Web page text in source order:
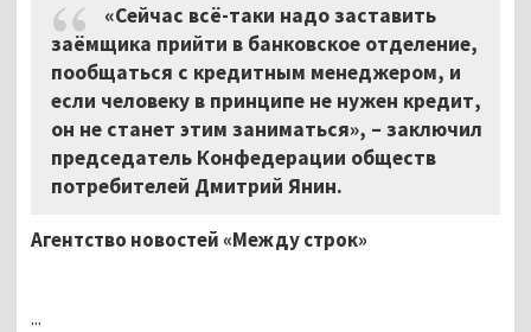
«Сейчас всё-таки надо заставить
заёмщика прийти в банковское отделение,
пообщаться с кредитным менеджером, и
если человеку в принципе не нужен кредит,
он не станет этим заниматься», – заключил
председатель Конфедерации обществ
потребителей Дмитрий Янин.
Агентство новостей «Между строк»
...